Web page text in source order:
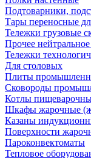
Подтоварники,
Тары переносные
Тележки грузовые
Прочее
Тележки
Для столовых
Плиты
Сковороды
Котлы
Шкафы жарочные
Казаны
Поверхности
Пароконвектоматы
Тепловое